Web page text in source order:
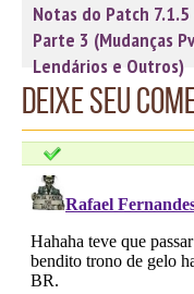
Notas do Patch 7.1.5
Parte 3 (Mudanças
Lendários e Outros)
Deixe seu